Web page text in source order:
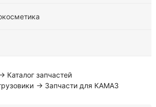
Каталог запчастей
→ Запчасти для КАМАЗ